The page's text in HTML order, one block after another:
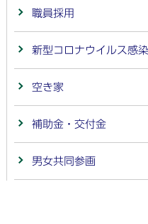
職員採用
新型コロナウイルス感
空き家
補助金・交付金
男女共同参画